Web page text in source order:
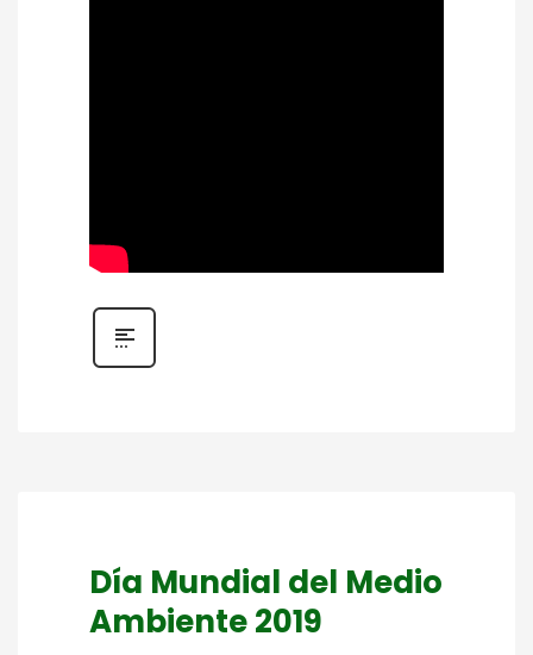
Día Mundial del Medio
Ambiente 2019